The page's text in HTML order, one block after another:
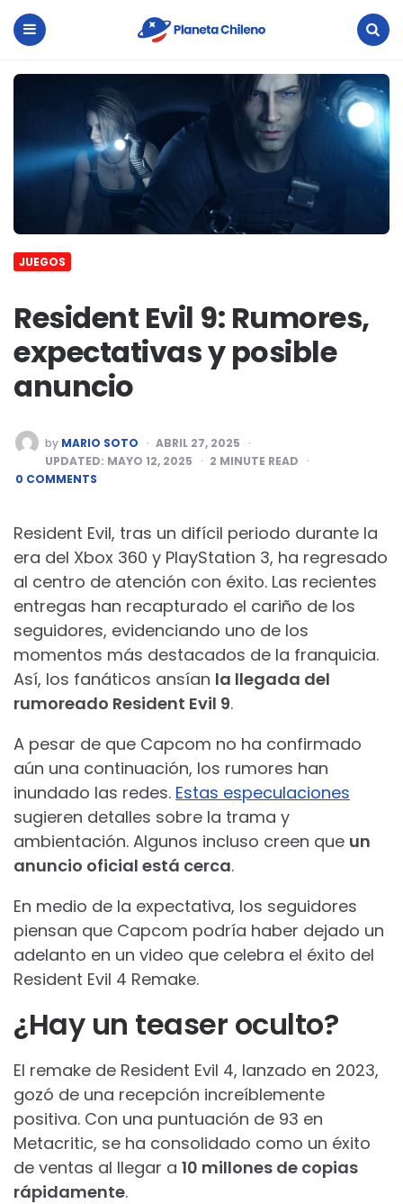
Planeta
Chileno
JUEGOS
Resident Evil 9: Rumores,
expectativas y posible
anuncio
POSTED
BY
by MARIO SOTO
ABRIL 27, 2025
UPDATED: MAYO 12, 2025 2 MINUTE READ
0 COMMENTS
Resident Evil, tras un difícil periodo durante la
era del Xbox 360 y PlayStation 3, ha regresado
al centro de atención con éxito. Las recientes
entregas han recapturado el cariño de los
seguidores, evidenciando uno de los
momentos más destacados de la franquicia.
Así, los fanáticos ansían la llegada del
rumoreado Resident Evil 9.
A pesar de que Capcom no ha confirmado
aún una continuación, los rumores han
inundado las redes. Estas especulaciones
sugieren detalles sobre la trama y
ambientación. Algunos incluso creen que un
anuncio oficial está cerca.
En medio de la expectativa, los seguidores
piensan que Capcom podría haber dejado un
adelanto en un video que celebra el éxito del
Resident Evil 4 Remake.
¿Hay un teaser oculto?
El remake de Resident Evil 4, lanzado en 2023,
gozó de una recepción increíblemente
positiva. Con una puntuación de 93 en
Metacritic, se ha consolidado como un éxito
de ventas al llegar a 10 millones de copias
rápidamente.